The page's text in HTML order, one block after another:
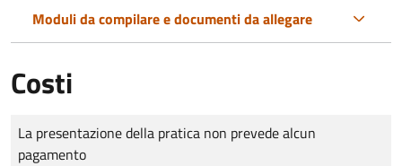
Moduli da compilare e documenti da allegare
Costi
Tipo di pagamento
Importo
La presentazione della pratica non prevede alcun
pagamento